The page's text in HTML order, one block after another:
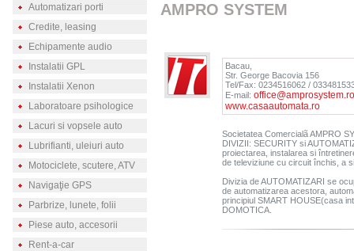
Automatizari porti
Credite, leasing
Echipamente audio
Instalatii GPL
Instalatii Xenon
Laboratoare psihologice
Lacuri si vopsele auto
Lubrifianti, uleiuri auto
Motociclete, scutere, ATV
Navigaţie GPS
Parbrize, lunete, folii
Piese auto, accesorii
Rent-a-car
AMPRO SYSTEM
Bacau,
Str. George Bacovia 156
Tel/Fax: 0234516062 /
E-mail: office@amprosystem.ro
www.casaautomata.ro
Societatea Comercialã AMPRO
DIVIZII: SECURITY si
proiectarea, instalarea si
de televiziune cu circuit închis, a
Divizia de AUTOMATIZARI se
de automatizarea acestora,
principiul SMART HOUSE(casa
DOMOTICA.